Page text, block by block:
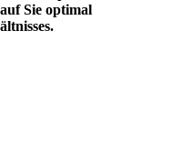
Sie optimal